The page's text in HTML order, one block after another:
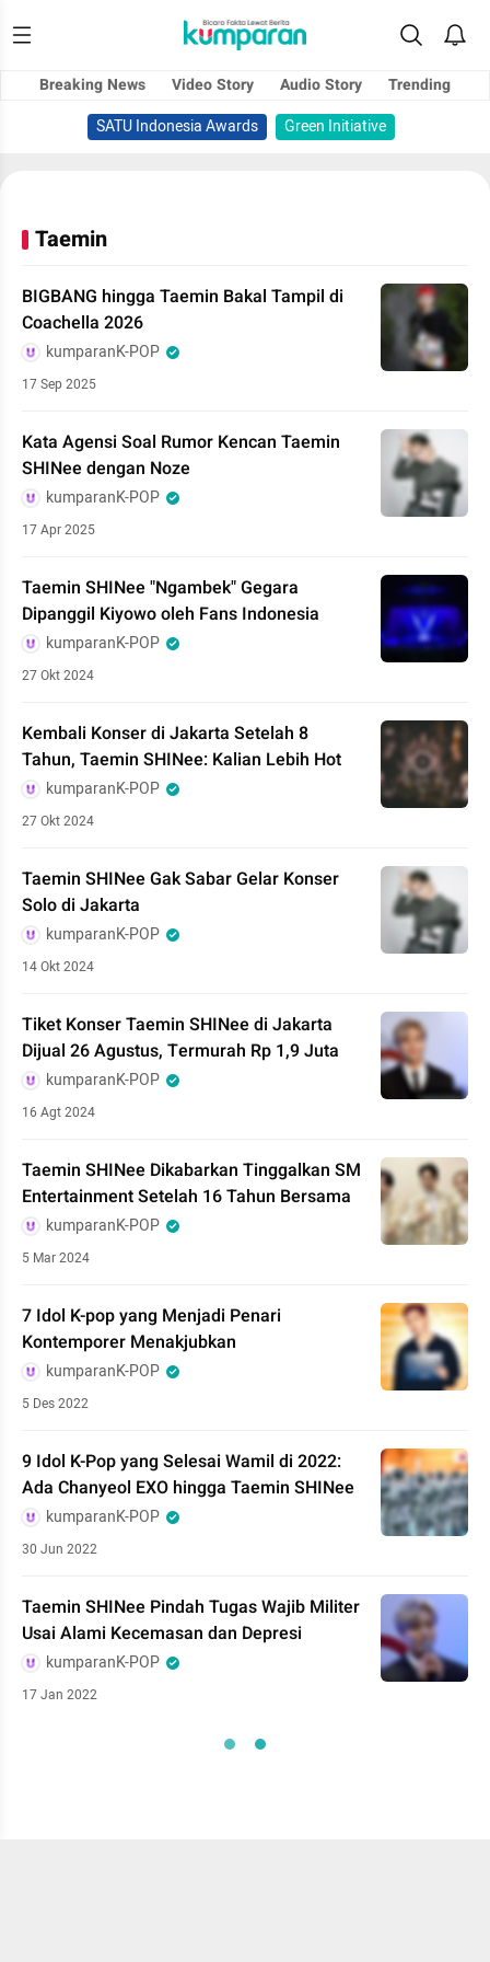
Breaking News Video Story Audio Story
Trending
SATU Indonesia Awards
Green Initiative
Taemin
BIGBANG hingga Taemin Bakal Tampil di
Coachella 2026
kumparanK-POP
17 Sep 2025
Kata Agensi Soal Rumor Kencan Taemin
SHINee dengan Noze
kumparanK-POP
17 Apr 2025
Taemin SHINee "Ngambek" Gegara
Dipanggil Kiyowo oleh Fans Indonesia
kumparanK-POP
27 Okt 2024
Kembali Konser di Jakarta Setelah 8
Tahun, Taemin SHINee: Kalian Lebih Hot
kumparanK-POP
27 Okt 2024
Taemin SHINee Gak Sabar Gelar Konser
Solo di Jakarta
kumparanK-POP
14 Okt 2024
Tiket Konser Taemin SHINee di Jakarta
Dijual 26 Agustus, Termurah Rp 1,9 Juta
kumparanK-POP
16 Agt 2024
Taemin SHINee Dikabarkan Tinggalkan SM
Entertainment Setelah 16 Tahun Bersama
kumparanK-POP
5 Mar 2024
7 Idol K-pop yang Menjadi Penari
Kontemporer Menakjubkan
kumparanK-POP
5 Des 2022
9 Idol K-Pop yang Selesai Wamil di 2022:
Ada Chanyeol EXO hingga Taemin SHINee
kumparanK-POP
30 Jun 2022
Taemin SHINee Pindah Tugas Wajib Militer
Usai Alami Kecemasan dan Depresi
kumparanK-POP
17 Jan 2022